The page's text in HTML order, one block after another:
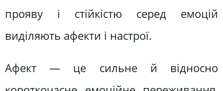
прояву і стійкістю серед емоцій
виділяють афекти і настрої.
Афект — це сильне й відносно